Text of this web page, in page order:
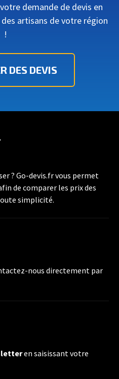
demande de devis en
artisans de votre région
!
DES DEVIS
? Go-devis.fr vous permet
de comparer les prix des
simplicité.
nous directement par
en saisissant votre